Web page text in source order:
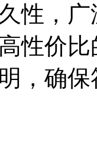
性，
性价
，确